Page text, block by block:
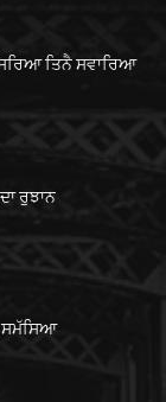
ਤਿਨੈ ਸਵਾਰਿਆ
ਰੁਝਾਨ
ਸਮੱਸਿਆ